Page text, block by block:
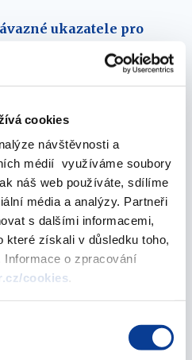
cookies
návštěvnosti a
médií využíváme soubory
náš web používáte, sdílíme
média a analýzy. Partneři
s dalšími informacemi,
které získali v důsledku toho,
o zpracování
cookies.
ukazatele pro
rozpočtových